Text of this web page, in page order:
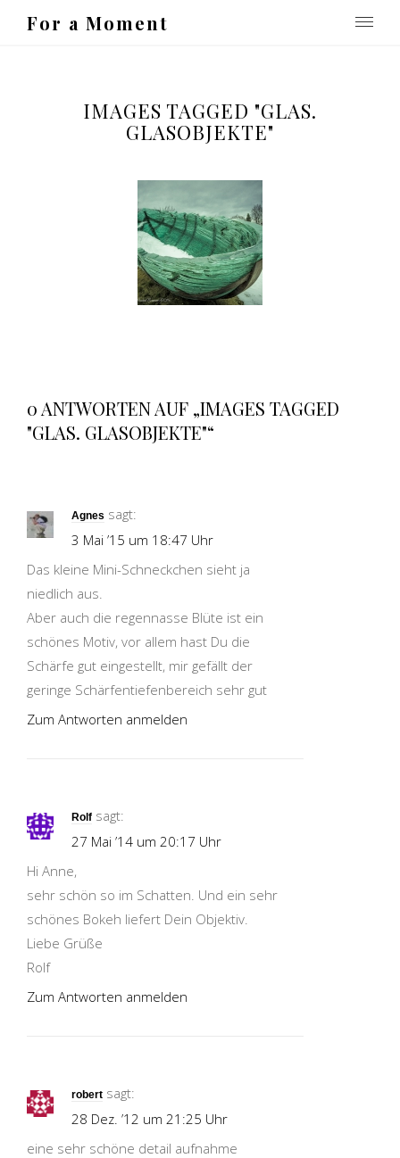
For a Moment
IMAGES TAGGED "GLAS.
GLASOBJEKTE"
0 ANTWORTEN AUF „IMAGES TAGGED
"GLAS. GLASOBJEKTE"“
Agnes sagt:
3 Mai ’15 um 18:47 Uhr
Das kleine Mini-Schneckchen sieht ja
niedlich aus.
Aber auch die regennasse Blüte ist ein
schönes Motiv, vor allem hast Du die
Schärfe gut eingestellt, mir gefällt der
geringe Schärfentiefenbereich sehr gut
Zum Antworten anmelden
Rolf sagt:
27 Mai ’14 um 20:17 Uhr
Hi Anne,
sehr schön so im Schatten. Und ein sehr
schönes Bokeh liefert Dein Objektiv.
Liebe Grüße
Rolf
Zum Antworten anmelden
robert sagt:
28 Dez. ’12 um 21:25 Uhr
eine sehr schöne detail aufnahme